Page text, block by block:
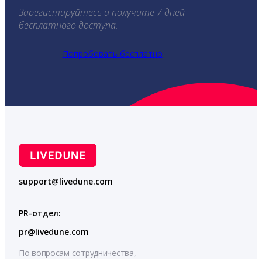
Зарегистируйтесь и получите 7 дней
бесплатного доступа.
Попробовать бесплатно
support@livedune.com
PR-отдел:
pr@livedune.com
По вопросам сотрудничества,